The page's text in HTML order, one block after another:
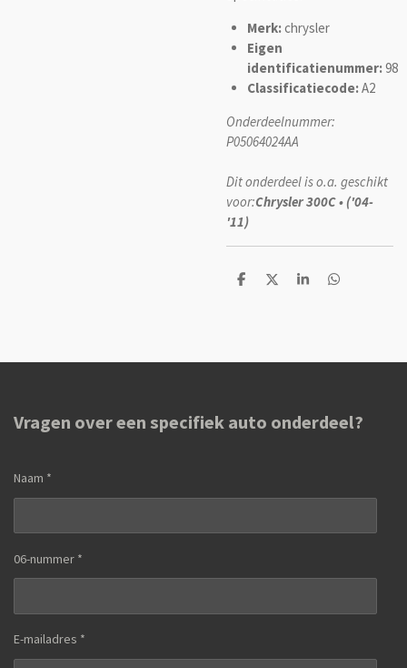
Merk:chrysler
Eigen
identificatienummer:98
Classificatiecode:A2
Onderdeelnummer:
P05064024AA
Dit onderdeel is o.a. geschikt
voor:Chrysler 300C • ('04-
'11)
D
D
S
D
Vragen over een specifiek auto onderdeel?
Naam *
06-nummer *
E-mailadres *